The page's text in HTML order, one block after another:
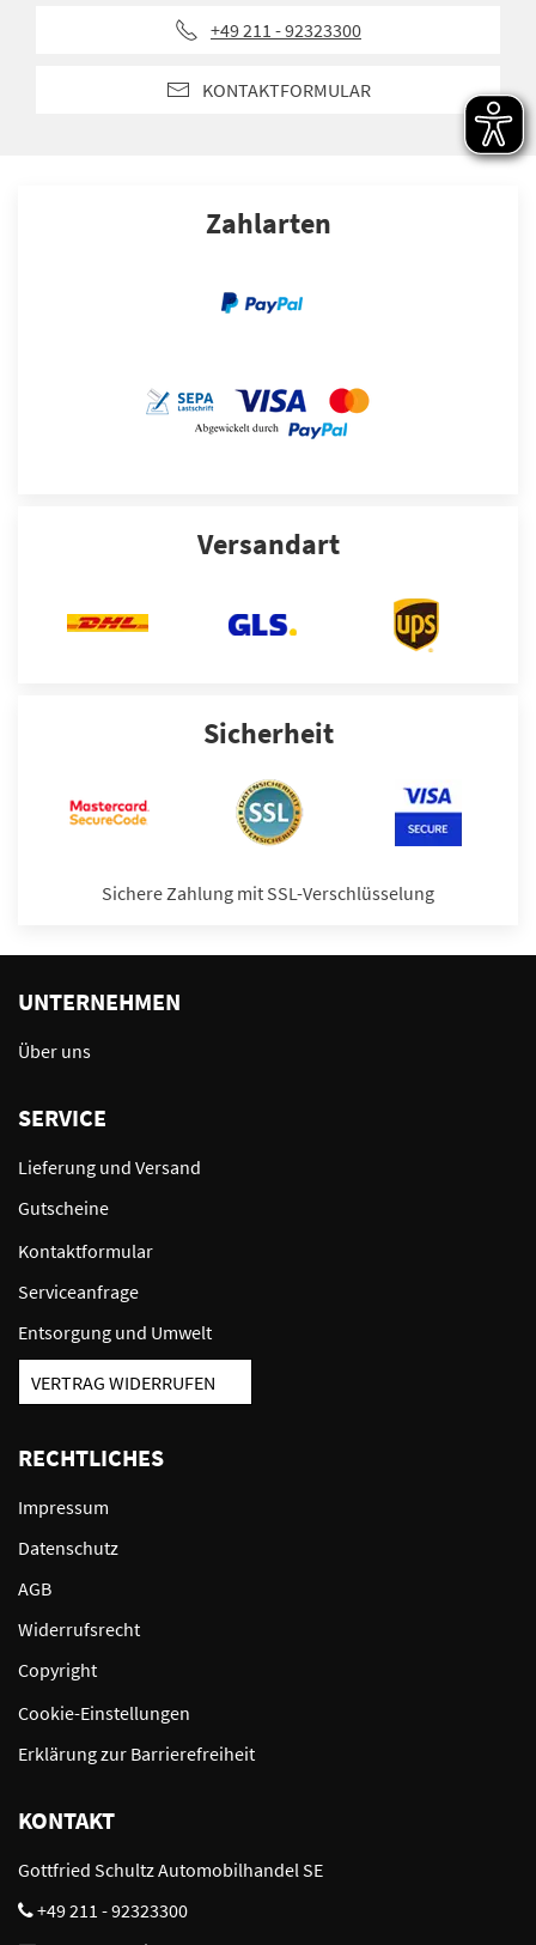
+49 211 - 92323300
KONTAKTFORMULAR
Zahlarten
Versandart
Sicherheit
Sichere Zahlung mit SSL-Verschlüsselung
UNTERNEHMEN
Über uns
SERVICE
Lieferung und Versand
Gutscheine
Kontaktformular
Serviceanfrage
Entsorgung und Umwelt
VERTRAG WIDERRUFEN
RECHTLICHES
Impressum
Datenschutz
AGB
Widerrufsrecht
Copyright
Cookie-Einstellungen
Erklärung zur Barrierefreiheit
KONTAKT
Gottfried Schultz Automobilhandel SE
+49 211 - 92323300